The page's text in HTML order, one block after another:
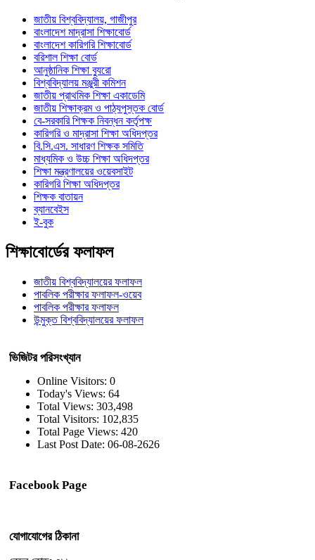
জাতীয় বিশ্ববিদ্যালয়, গাজীপুর
বাংলাদেশ মাদ্রাসা শিক্ষাবোর্ড
বাংলাদেশ কারিগরি শিক্ষাবোর্ড
বরিশাল শিক্ষা বোর্ড
আনুষ্ঠানিক শিক্ষা ব্যুরো
বিশ্ববিদ্যালয় মঞ্জুরী কমিশন
জাতীয় প্রাথমিক শিক্ষা একাডেমি
জাতীয় শিক্ষাক্রম ও পাঠ্যপুস্তক বোর্ড
বে-সরকারি শিক্ষক নিবন্ধন কর্তৃপক্ষ
কারিগরি ও মাদ্রাসা শিক্ষা অধিদপ্তর
বি.সি.এস. সাধারণ শিক্ষক সমিতি
মাধ্যমিক ও উচ্চ শিক্ষা অধিদপ্তর
শিক্ষা মন্ত্রণালয়ের ওয়েবসাইট
কারিগরি শিক্ষা অধিদপ্তর
শিক্ষক বাতায়ন
ব্যানবেইস
ই-বুক
শিক্ষাবোর্ডের ফলাফল
জাতীয় বিশ্ববিদ্যালয়ের ফলাফল
পাবলিক পরীক্ষার ফলাফল-ওয়েব
পাবলিক পরীক্ষার ফলাফল
উন্মুক্ত বিশ্ববিদ্যালয়ের ফলাফল
ভিজিটর পরিসংখ্যান
Online Visitors: 0
Today's Views: 64
Total Views: 303,498
Total Visitors: 102,835
Total Page Views: 420
Last Post Date: 06-08-2626
Facebook Page
যোগাযোগের ঠিকানা